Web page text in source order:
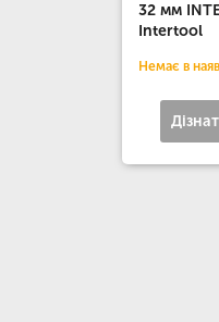
32 мм
Intertool
Немає в